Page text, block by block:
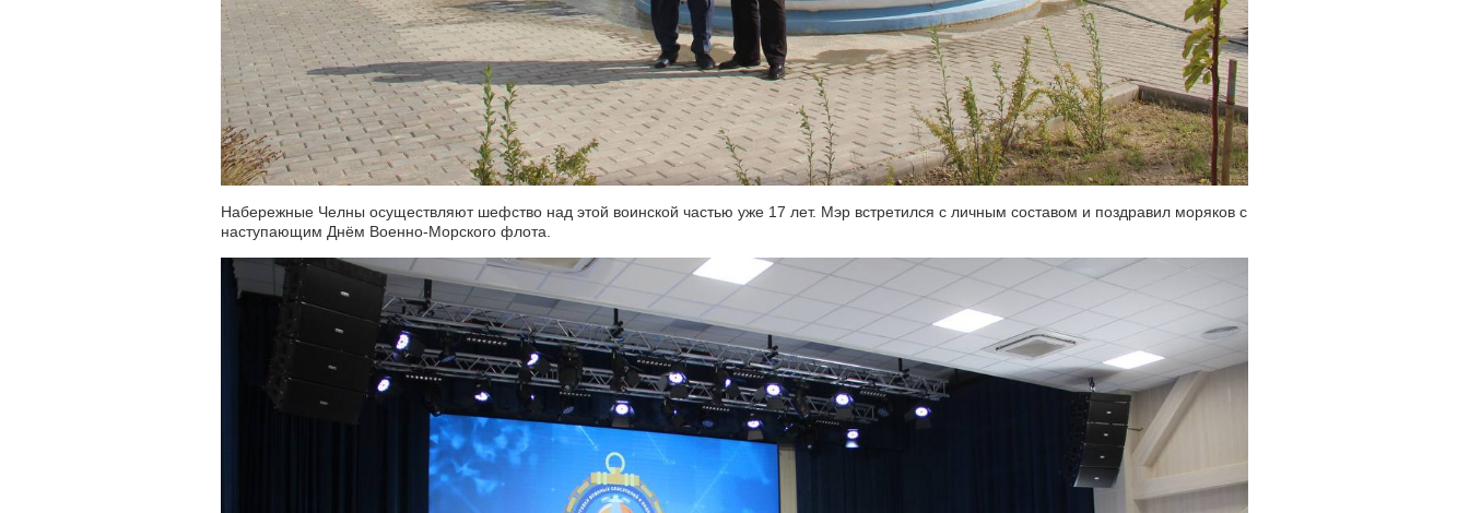
Набережные Челны осуществляют шефство над этой воинской частью уже 17 лет. Мэр встретился с личным составом и поздравил моряков с
наступающим Днём Военно-Морского флота.